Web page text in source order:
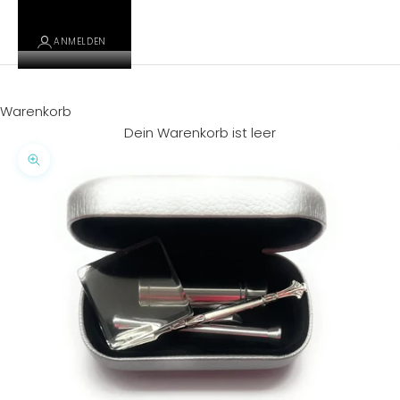
ANMELDEN
Warenkorb
Dein Warenkorb ist leer
Bild vergrößern